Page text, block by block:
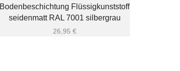
Bodenbeschichtung Flüssigkunststoff
seidenmatt RAL 7001 silbergrau
26,95 €